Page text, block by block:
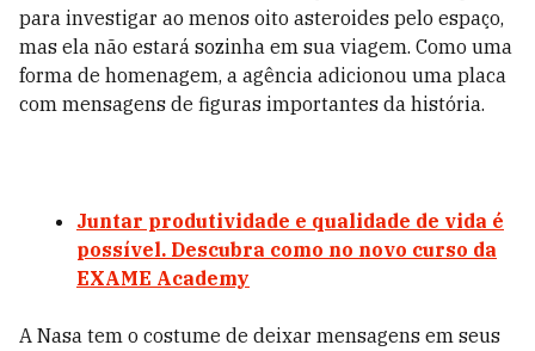
para investigar ao menos oito asteroides pelo espaço,
mas ela não estará sozinha em sua viagem. Como uma
forma de homenagem, a agência adicionou uma placa
com mensagens de figuras importantes da história.
Juntar produtividade e qualidade de vida é
possível. Descubra como no novo curso da
EXAME Academy
A Nasa tem o costume de deixar mensagens em seus